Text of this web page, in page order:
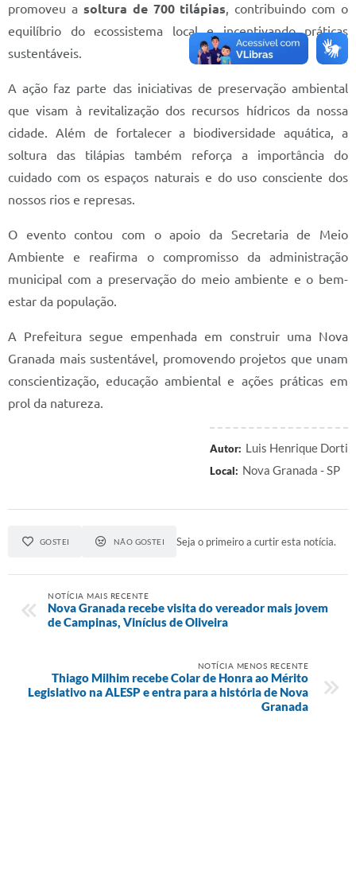
Alistamento Militar
Parcerias 3º Setor
Prefeitura
Iluminação Pública
A Nossa Cidade
Carta de Serviços
Serviços Online
Galeria de Vídeos
Contas Públicas
A Prefeitura
Telefones Úteis
promoveu a soltura de 700 tilápias , contribuindo com o
equilíbrio do ecossistema local e incentivando práticas
sustentáveis.
A ação faz parte das iniciativas de preservação ambiental
que visam à revitalização dos recursos hídricos da nossa
cidade. Além de fortalecer a biodiversidade aquática, a
soltura das tilápias também reforça a importância do
cuidado com os espaços naturais e do uso consciente dos
nossos rios e represas.
O evento contou com o apoio da Secretaria de Meio
Ambiente e reafirma o compromisso da administração
municipal com a preservação do meio ambiente e o bem-
estar da população.
A Prefeitura segue empenhada em construir uma Nova
Granada mais sustentável, promovendo projetos que unam
conscientização, educação ambiental e ações práticas em
prol da natureza.
Autor: Luis Henrique Dorti
Local: Nova Granada - SP
GOSTEI NÃO GOSTEI Seja o primeiro a curtir esta notícia.
NOTÍCIA MAIS RECENTE
Nova Granada recebe visita do vereador mais jovem
de Campinas, Vinícius de Oliveira
NOTÍCIA MENOS RECENTE
Thiago Milhim recebe Colar de Honra ao Mérito
Legislativo na ALESP e entra para a história de Nova
Granada